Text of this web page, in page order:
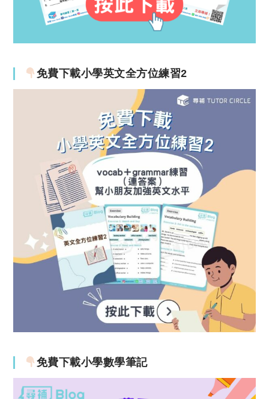
免費下載小學英文全方位練習2
免費下載小學數學筆記